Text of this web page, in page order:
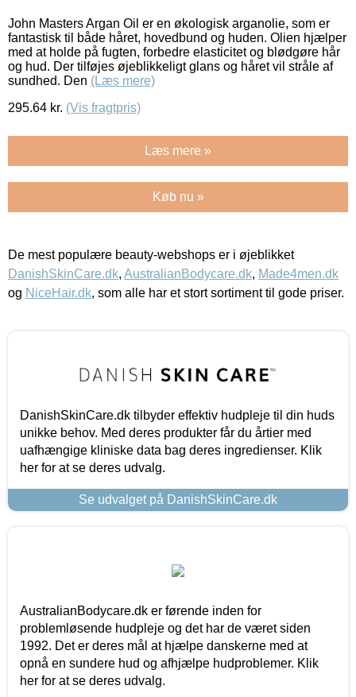
John Masters Argan Oil er en økologisk arganolie, som er
fantastisk til både håret, hovedbund og huden. Olien hjælper
med at holde på fugten, forbedre elasticitet og blødgøre hår
og hud. Der tilføjes øjeblikkeligt glans og håret vil stråle af
sundhed. Den (Læs mere)
295.64 kr. (Vis fragtpris)
Læs mere »
Køb nu »
De mest populære beauty-webshops er i øjeblikket
DanishSkinCare.dk, AustralianBodycare.dk, Made4men.dk
og NiceHair.dk, som alle har et stort sortiment til gode priser.
DanishSkinCare.dk tilbyder effektiv hudpleje til din huds
unikke behov. Med deres produkter får du årtier med
uafhængige kliniske data bag deres ingredienser. Klik
her for at se deres udvalg.
Se udvalget på DanishSkinCare.dk
AustralianBodycare.dk er førende inden for
problemløsende hudpleje og det har de været siden
1992. Det er deres mål at hjælpe danskerne med at
opnå en sundere hud og afhjælpe hudproblemer. Klik
her for at se deres udvalg.